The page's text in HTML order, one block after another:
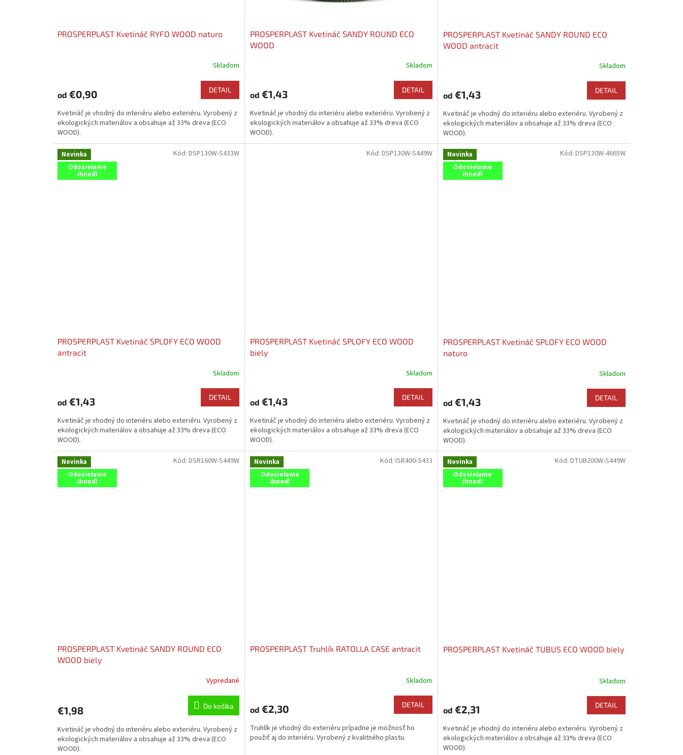
PROSPERPLAST Kvetináč RYFO WOOD naturo
Skladom
od €0,90 DETAIL
Kvetináč je vhodný do interiéru alebo exteriéru. Vyrobený z
ekologických materiálov a obsahuje až 33% dreva (ECO
WOOD).
PROSPERPLAST Kvetináč SANDY ROUND ECO
WOOD
Skladom
od €1,43 DETAIL
Kvetináč je vhodný do interiéru alebo exteriéru. Vyrobený z
ekologických materiálov a obsahuje až 33% dreva (ECO
WOOD).
PROSPERPLAST Kvetináč SANDY ROUND ECO
WOOD antracit
Skladom
od €1,43 DETAIL
Kvetináč je vhodný do interiéru alebo exteriéru. Vyrobený z
ekologických materiálov a obsahuje až 33% dreva (ECO
WOOD).
Novinka
Odosielame
ihneď!
PROSPERPLAST Kvetináč SPLOFY ECO WOOD
antracit
Skladom
od €1,43 DETAIL
Kvetináč je vhodný do interiéru alebo exteriéru. Vyrobený z
ekologických materiálov a obsahuje až 33% dreva (ECO
WOOD).
Kód:DSP130W-S433W
PROSPERPLAST Kvetináč SPLOFY ECO WOOD
biely
Skladom
od €1,43 DETAIL
Kvetináč je vhodný do interiéru alebo exteriéru. Vyrobený z
ekologických materiálov a obsahuje až 33% dreva (ECO
WOOD).
Kód: DSP130W-S449W
Novinka
Odosielame
ihneď!
PROSPERPLAST Kvetináč SPLOFY ECO WOOD
naturo
Skladom
od €1,43 DETAIL
Kvetináč je vhodný do interiéru alebo exteriéru. Vyrobený z
ekologických materiálov a obsahuje až 33% dreva (ECO
WOOD).
Kód: DSP130W-4665W
Novinka
Odosielame
ihneď!
PROSPERPLAST Kvetináč SANDY ROUND ECO
WOOD biely
Vypredané
€1,98 Do košíka
Kvetináč je vhodný do interiéru alebo exteriéru. Vyrobený z
ekologických materiálov a obsahuje až 33% dreva (ECO
WOOD).
Kód:DSR160W-S449W
Novinka
Odosielame
ihneď!
PROSPERPLAST Truhlík RATOLLA CASE antracit
je
z
5
Skladom
od €2,30 DETAIL
Truhlík je vhodný do exteriéru prípadne je možnosť ho
použiť aj do interiéru. Vyrobený z kvalitného plastu.
Kód: ISR400-S433
Novinka
Odosielame
ihneď!
PROSPERPLAST Kvetináč TUBUS ECO WOOD biely
Skladom
od €2,31 DETAIL
Kvetináč je vhodný do interiéru alebo exteriéru. Vyrobený z
ekologických materiálov a obsahuje až 33% dreva (ECO
WOOD).
Kód: DTUB200W-S449W